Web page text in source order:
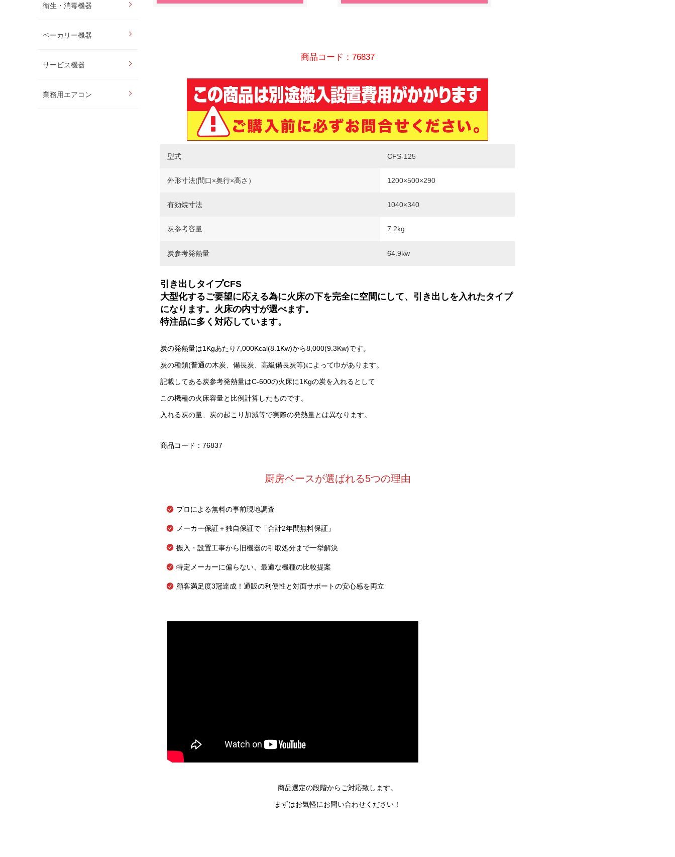
衛生・消毒機器
ベーカリー機器
サービス機器
業務用エアコン
商品コード：76837
型式 CFS-125
外形寸法(間口×奥行×高さ） 1200×500×290
有効焼寸法 1040×340
炭参考容量 7.2kg
炭参考発熱量 64.9kw
引き出しタイプCFS
大型化するご要望に応える為に火床の下を完全に空間にして、引き出しを入れたタイプ
になります。火床の内寸が選べます。
特注品に多く対応しています。
炭の発熱量は1Kgあたり7,000Kcal(8.1Kw)から8,000(9.3Kw)です。
炭の種類(普通の木炭、備長炭、高級備長炭等)によって巾があります。
記載してある炭参考発熱量はC-600の火床に1Kgの炭を入れるとして
この機種の火床容量と比例計算したものです。
入れる炭の量、炭の起こり加減等で実際の発熱量とは異なります。
商品コード：76837
厨房ベースが選ばれる5つの理由
プロによる無料の事前現地調査
メーカー保証＋独自保証で「合計2年間無料保証」
搬入・設置工事から旧機器の引取処分まで一挙解決
特定メーカーに偏らない、最適な機種の比較提案
顧客満足度3冠達成！通販の利便性と対面サポートの安心感を両立
商品選定の段階からご対応致します。
まずはお気軽にお問い合わせください！